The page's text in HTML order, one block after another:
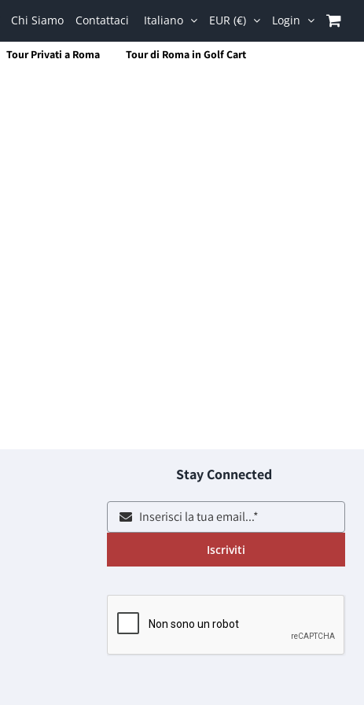
Chi Siamo Contattaci Italiano EUR (€) Login
Tour Privati a Roma Tour di Roma in Golf Cart
Stay Connected
Iscriviti